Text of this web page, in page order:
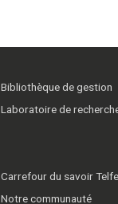
Bibliothèque de gestion
Laboratoire de
Carrefour du savoir
Notre communauté